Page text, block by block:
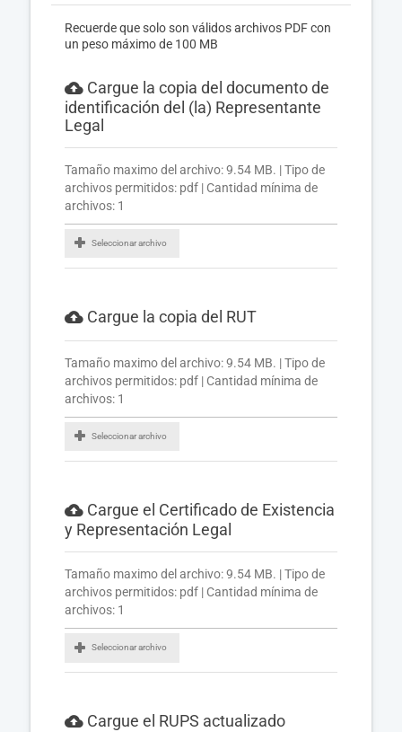
Recuerde que solo son válidos archivos PDF con
un peso máximo de 100 MB
Cargue la copia del documento de
identificación del (la) Representante
Legal
Tamaño maximo del archivo: 9.54 MB. | Tipo de
archivos permitidos: pdf | Cantidad mínima de
archivos: 1
Seleccionar archivo
Cargue la copia del RUT
Tamaño maximo del archivo: 9.54 MB. | Tipo de
archivos permitidos: pdf | Cantidad mínima de
archivos: 1
Seleccionar archivo
Cargue el Certificado de Existencia
y Representación Legal
Tamaño maximo del archivo: 9.54 MB. | Tipo de
archivos permitidos: pdf | Cantidad mínima de
archivos: 1
Seleccionar archivo
Cargue el RUPS actualizado